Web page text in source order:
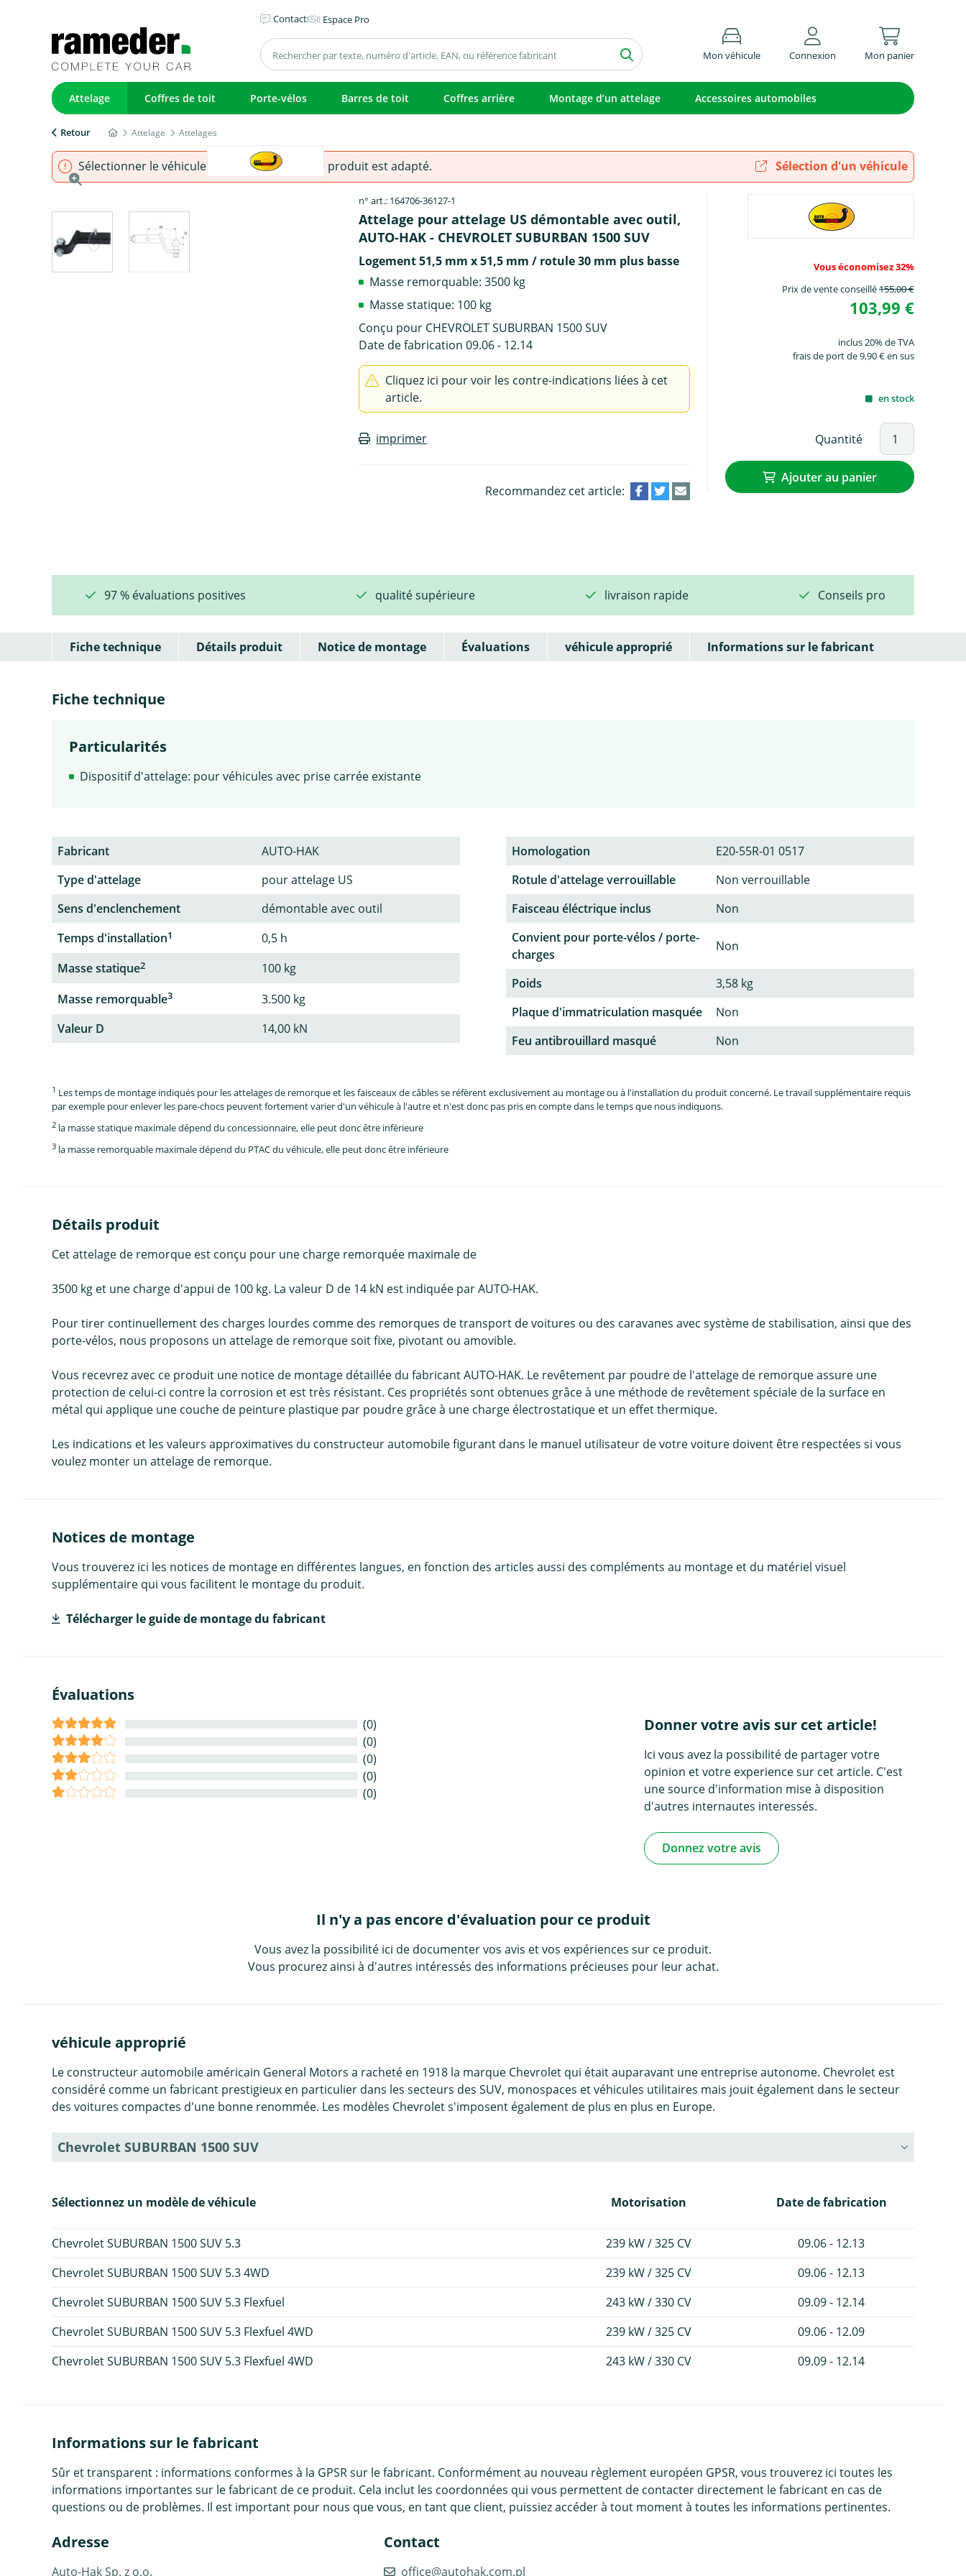
Contact Espace Pro
Mon véhicule Connexion Mon panier
Attelage Coffres de toit Porte-vélos Barres de toit Coffres arrière Montage d’un attelage Accessoires automobiles
Retour Attelage Attelages
Sélectionner le véhicule pour s'assurer que le produit est adapté. Sélection d'un véhicule
n° art.: 164706-36127-1
Attelage pour attelage US démontable avec outil,
AUTO-HAK - CHEVROLET SUBURBAN 1500 SUV
Logement 51,5 mm x 51,5 mm / rotule 30 mm plus basse
Masse remorquable: 3500 kg
Masse statique: 100 kg
Conçu pour CHEVROLET SUBURBAN 1500 SUV
Date de fabrication 09.06 - 12.14
Cliquez ici pour voir les contre-indications liées à cet
article.
imprimer
Recommandez cet article:
Vous économisez 32%
Prix de vente conseillé155,00 €
103,99 €
inclus 20% de TVA
frais de port de 9,90 € en sus
en stock
Quantité
Ajouter au panier
97 % évaluations positives qualité supérieure livraison rapide Conseils pro
Fiche technique Détails produit Notice de montage Évaluations véhicule approprié Informations sur le fabricant
Fiche technique
Particularités
Dispositif d'attelage: pour véhicules avec prise carrée existante
Fabricant
AUTO-HAK
Type d'attelage
pour attelage US
Sens d'enclenchement
démontable avec outil
Temps d'installation1
0,5 h
Masse statique2
100 kg
Masse remorquable3
3.500 kg
Valeur D
14,00 kN
Homologation
E20-55R-01 0517
Rotule d'attelage verrouillable
Non verrouillable
Faisceau éléctrique inclus
Non
Convient pour porte-vélos / porte-
charges
Non
Poids
3,58 kg
Plaque d'immatriculation masquée
Non
Feu antibrouillard masqué
Non
1 Les temps de montage indiqués pour les attelages de remorque et les faisceaux de câbles se réfèrent exclusivement au montage ou à l'installation du produit concerné. Le travail supplémentaire requis
par exemple pour enlever les pare-chocs peuvent fortement varier d'un véhicule à l'autre et n'est donc pas pris en compte dans le temps que nous indiquons.
2 la masse statique maximale dépend du concessionnaire, elle peut donc être inférieure
3 la masse remorquable maximale dépend du PTAC du véhicule, elle peut donc être inférieure
Détails produit
Cet attelage de remorque est conçu pour une charge remorquée maximale de
3500 kg et une charge d'appui de 100 kg. La valeur D de 14 kN est indiquée par AUTO-HAK.
Pour tirer continuellement des charges lourdes comme des remorques de transport de voitures ou des caravanes avec système de stabilisation, ainsi que des
porte-vélos, nous proposons un attelage de remorque soit fixe, pivotant ou amovible.
Vous recevrez avec ce produit une notice de montage détaillée du fabricant AUTO-HAK. Le revêtement par poudre de l'attelage de remorque assure une
protection de celui-ci contre la corrosion et est très résistant. Ces propriétés sont obtenues grâce à une méthode de revêtement spéciale de la surface en
métal qui applique une couche de peinture plastique par poudre grâce à une charge électrostatique et un effet thermique.
Les indications et les valeurs approximatives du constructeur automobile figurant dans le manuel utilisateur de votre voiture doivent être respectées si vous
voulez monter un attelage de remorque.
Notices de montage
Vous trouverez ici les notices de montage en différentes langues, en fonction des articles aussi des compléments au montage et du matériel visuel
supplémentaire qui vous facilitent le montage du produit.
Télécharger le guide de montage du fabricant
Évaluations
(0)
(0)
(0)
(0)
(0)
Donner votre avis sur cet article!
Ici vous avez la possibilité de partager votre
opinion et votre experience sur cet article. C'est
une source d'information mise à disposition
d'autres internautes interessés.
Donnez votre avis
Il n'y a pas encore d'évaluation pour ce produit
Vous avez la possibilité ici de documenter vos avis et vos expériences sur ce produit.
Vous procurez ainsi à d'autres intéressés des informations précieuses pour leur achat.
véhicule approprié
Le constructeur automobile américain General Motors a racheté en 1918 la marque Chevrolet qui était auparavant une entreprise autonome. Chevrolet est
considéré comme un fabricant prestigieux en particulier dans les secteurs des SUV, monospaces et véhicules utilitaires mais jouit également dans le secteur
des voitures compactes d'une bonne renommée. Les modèles Chevrolet s'imposent également de plus en plus en Europe.
Chevrolet SUBURBAN 1500 SUV
Sélectionnez un modèle de véhicule Motorisation Date de fabrication
Chevrolet SUBURBAN 1500 SUV 5.3 239 kW / 325 CV
09.06 - 12.13
Chevrolet SUBURBAN 1500 SUV 5.3 4WD
239 kW / 325 CV
09.06 - 12.13
Chevrolet SUBURBAN 1500 SUV 5.3 Flexfuel
243 kW / 330 CV
09.09 - 12.14
Chevrolet SUBURBAN 1500 SUV 5.3 Flexfuel 4WD
239 kW / 325 CV
09.06 - 12.09
Chevrolet SUBURBAN 1500 SUV 5.3 Flexfuel 4WD
243 kW / 330 CV 09.09 - 12.14
Informations sur le fabricant
Sûr et transparent : informations conformes à la GPSR sur le fabricant. Conformément au nouveau règlement européen GPSR, vous trouverez ici toutes les
informations importantes sur le fabricant de ce produit. Cela inclut les coordonnées qui vous permettent de contacter directement le fabricant en cas de
questions ou de problèmes. Il est important pour nous que vous, en tant que client, puissiez accéder à tout moment à toutes les informations pertinentes.
Adresse
Auto-Hak Sp. z o.o.
Contact
office@autohak.com.pl